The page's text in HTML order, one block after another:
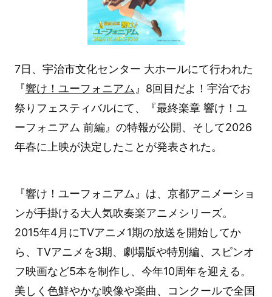
7日、宇治市文化センター 大ホールにて行われた
『響け！ユーフォニアム 』8回目だよ！宇治でお
祭りフェスティバルにて、『最終楽章 響け！ユ
ーフォニアム 前編』の特報が公開、そして2026
年春に上映が決定したことが発表された。
『響け！ユーフォニアム』は、京都アニメーショ
ンが手掛ける大人気吹奏楽アニメシリーズ。
2015年4月にTVアニメ1期の放送を開始してか
ら、TVアニメを3期、劇場版や特別編、スピンオ
フ映画など5本を制作し、今年10周年を迎える。
美しく色鮮やかな映像や楽曲、コンクールで全国